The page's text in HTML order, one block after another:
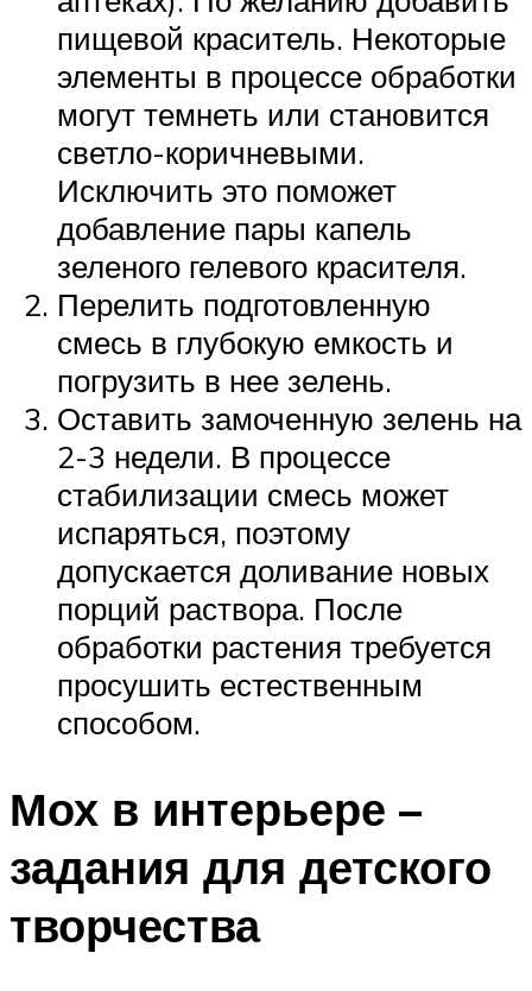
пищевой краситель. Некоторые
элементы в процессе обработки
могут темнеть или становится
светло-коричневыми.
Исключить это поможет
добавление пары капель
зеленого гелевого красителя.
Перелить подготовленную
смесь в глубокую емкость и
погрузить в нее зелень.
Оставить замоченную зелень на
2-3 недели. В процессе
стабилизации смесь может
испаряться, поэтому
допускается доливание новых
порций раствора. После
обработки растения требуется
просушить естественным
способом.
Мох в интерьере –
задания для детского
творчества